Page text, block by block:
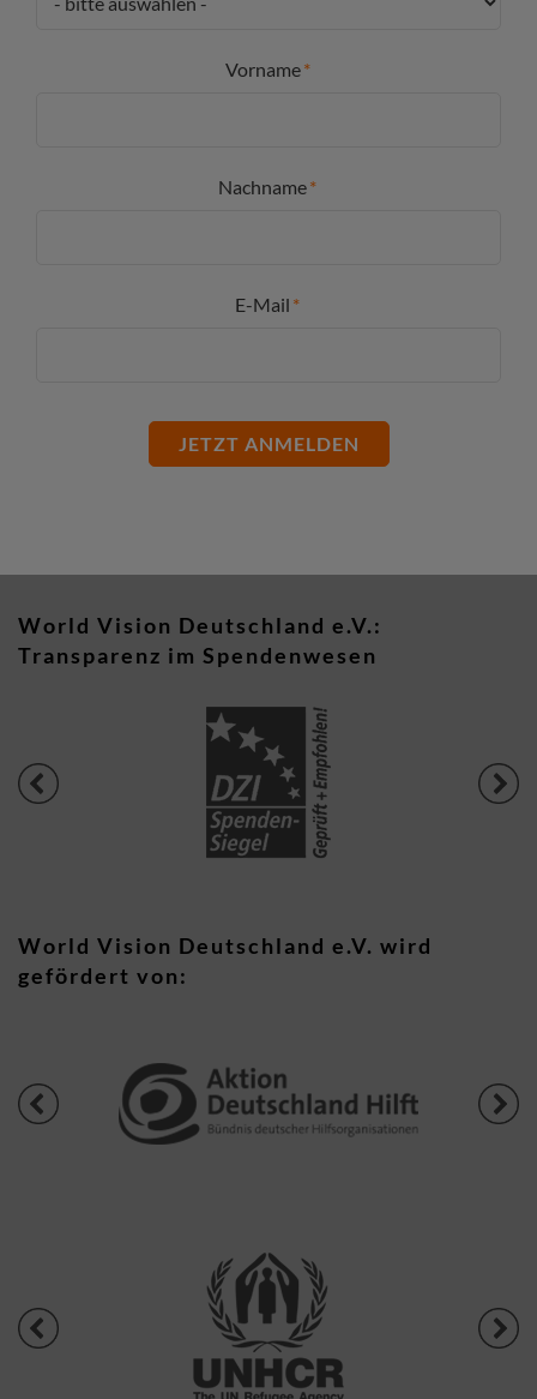
Vorname
Nachname
E-Mail
JETZT ANMELDEN
World Vision Deutschland e.V.:
Transparenz im Spendenwesen
World Vision Deutschland e.V. wird
gefördert von: